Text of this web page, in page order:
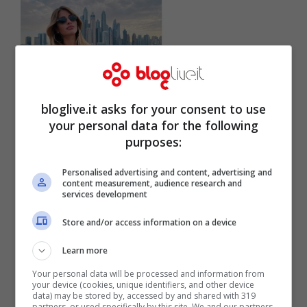
Post Instagram (Screenshot)
bloglive.it asks for your consent to use
your personal data for the following
purposes:
Personalised advertising and content, advertising and
content measurement, audience research and
services development
Store and/or access information on a device
Learn more
Your personal data will be processed and information from
your device (cookies, unique identifiers, and other device
data) may be stored by, accessed by and shared with 319